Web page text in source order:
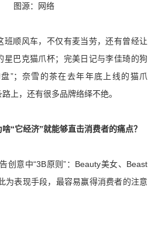
图源：网络
班顺风车，不仅有麦当劳，还有曾经让
星巴克猫爪杯；完美日记与李佳琦的狗
”；奈雪的茶在去年年底上线的猫爪
上，还有很多品牌络绎不绝。
“它经济”就能够直击消费者的痛点？
创意中“3B原则”：Beauty美女、Beast
为表现手段，最容易赢得消费者的注意